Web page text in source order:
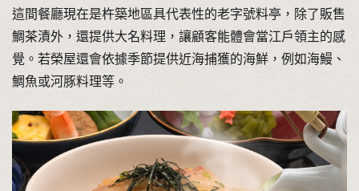
這間餐廳現在是杵築地區具代表性的老字號料亭，除了販售
鯛茶漬外，還提供大名料理，讓顧客能體會當江戶領主的感
覺。若榮屋還會依據季節提供近海捕獲的海鮮，例如海鰻、
鯛魚或河豚料理等。